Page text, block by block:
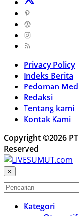
Privacy Policy
Indeks Berita
Pedoman
Redaksi
Tentang kami
Kontak Kami
Copyright ©2026
Reserved
×
Kategori